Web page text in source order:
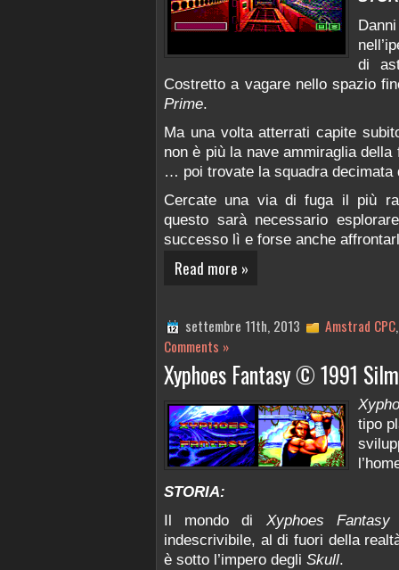
di
Costretto a vagare nello spazio
Prime.
Ma una volta atterrati capite
non è più la nave ammiraglia
… poi trovate la squadra
Cercate una via di fuga il più
questo sarà necessario
successo lì e forse anche
Read more »
settembre 11th, 2013 Amstrad CPC
Comments »
Xyphoes Fantasy © 1991
tipo
STORIA:
Il mondo di Xyphoes Fantasy
indescrivibile, al di fuori della
è sotto l’impero degli Skull.